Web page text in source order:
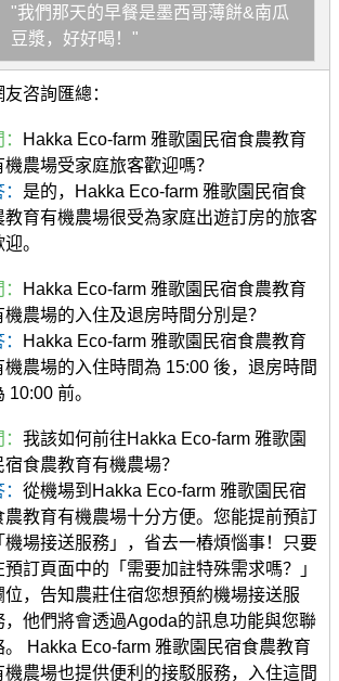
"我們那天的早餐是墨西哥薄餅&南瓜
豆漿，好好喝！"
友咨詢匯總：
Hakka Eco-farm 雅歌園民宿食農教育
機農場受家庭旅客歡迎嗎？
是的，Hakka Eco-farm 雅歌園民宿食
教育有機農場很受為家庭出遊訂房的旅客
。
Hakka Eco-farm 雅歌園民宿食農教育
機農場的入住及退房時間分別是？
Hakka Eco-farm 雅歌園民宿食農教育
機農場的入住時間為 15:00 後，退房時間
10:00 前。
我該如何前往Hakka Eco-farm 雅歌園
宿食農教育有機農場？
從機場到Hakka Eco-farm 雅歌園民宿
農教育有機農場十分方便。您能提前預訂
機場接送服務」，省去一樁煩惱事！只要
預訂頁面中的「需要加註特殊需求嗎？」
位，告知農莊住宿您想預約機場接送服
，他們將會透過Agoda的訊息功能與您聯
。 Hakka Eco-farm 雅歌園民宿食農教育
機農場也提供便利的接駁服務，入住這間